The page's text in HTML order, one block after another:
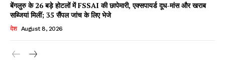
Read Latest News on AIN
बेंगलुरु के 26 बड़े होटलों में FSSAI की छापेमारी, एक्सपायर्ड दूध-मांस और खराब
सब्जियां मिलीं; 35 सैंपल जांच के लिए भेजे
देश August 8, 2026